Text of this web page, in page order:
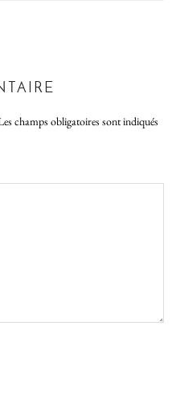
champs obligatoires sont indiqués